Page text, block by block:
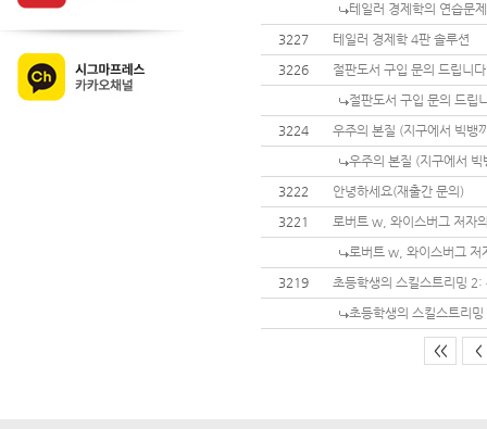
테일러 경제학의 연습문
3227
테일러 경제학 4판 솔루션
3226
절판도서 구입 문의 드립니
절판도서 구입 문의 드립
3224
우주의 본질 (지구에서 빅뱅
우주의 본질 (지구에서
3222
안녕하세요(재출간 문의)
3221
로버트 w, 와이스버그 저자
로버트 w, 와이스버그
3219
초등학생의 스킬스트리밍 2:
초등학생의 스킬스트리
<< <